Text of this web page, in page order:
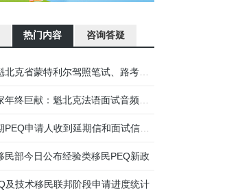
热门内容 咨询答疑
克省蒙特利尔驾照笔试、路考流程说明
终巨献：魁北克法语面试音频指导
申请人收到延期信和面试信的通知
民部今日公布经验类移民PEQ新政
及技术移民联邦阶段申请进度统计